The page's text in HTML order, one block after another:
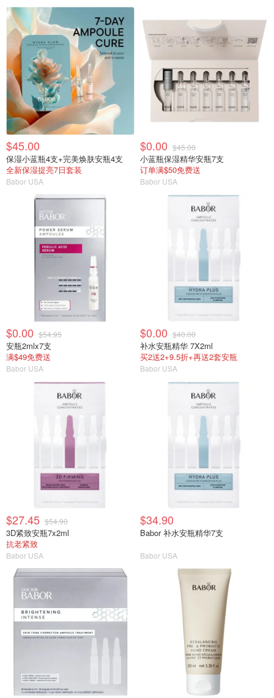
$45.00
保湿小蓝瓶4支+完美焕肤安瓶4支
全新保湿提亮7日套装
Babor USA
$0.00 $45.00
小蓝瓶保湿精华安瓶7支
订单满$50免费送
Babor USA
$0.00 $54.95
安瓶2mlx7支
满$49免费送
Babor USA
$0.00 $40.00
补水安瓶精华 7X2ml
买2送2+9.5折+再送2套安瓶
Babor USA
$27.45 $54.90
3D紧致安瓶7x2ml
抗老紧致
Babor USA
$34.90
Babor 补水安瓶精华7支
Babor USA